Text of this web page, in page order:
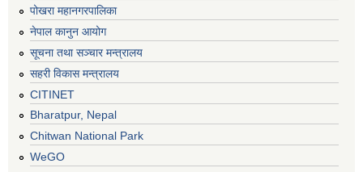
पोखरा महानगरपालिका
नेपाल कानुन आयोग
सूचना तथा सञ्चार मन्त्रालय
सहरी विकास मन्त्रालय
CITINET
Bharatpur, Nepal
Chitwan National Park
WeGO